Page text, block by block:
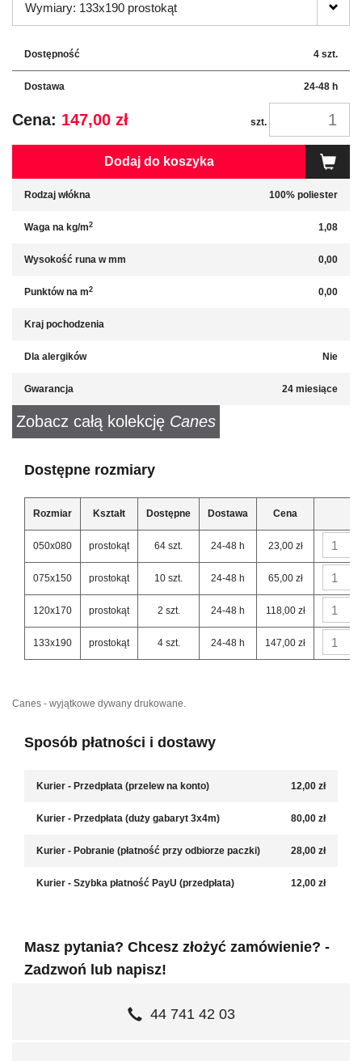
Wymiary: 133x190 prostokąt
Dostępność 4 szt.
Dostawa 24-48 h
Cena: 147,00 zł szt.
Dodaj do koszyka
Rodzaj włókna 100% poliester
Waga na kg/m2 1,08
Wysokość runa w mm 0,00
Punktów na m2 0,00
Kraj pochodzenia
Dla alergików Nie
Gwarancja 24 miesiące
Zobacz całą kolekcję Canes
Dostępne rozmiary
Rozmiar Kształt Dostępne Dostawa Cena
050x080 prostokąt 64 szt. 24-48 h 23,00 zł
075x150 prostokąt 10 szt. 24-48 h 65,00 zł
120x170 prostokąt 2 szt. 24-48 h 118,00 zł
133x190 prostokąt 4 szt. 24-48 h 147,00 zł
Canes - wyjątkowe dywany drukowane.
Sposób płatności i dostawy
Kurier - Przedpłata (przelew na konto) 12,00 zł
Kurier - Przedpłata (duży gabaryt 3x4m) 80,00 zł
Kurier - Pobranie (płatność przy odbiorze paczki) 28,00 zł
Kurier - Szybka płatność PayU (przedpłata) 12,00 zł
Masz pytania? Chcesz złożyć zamówienie? -
Zadzwoń lub napisz!
44 741 42 03